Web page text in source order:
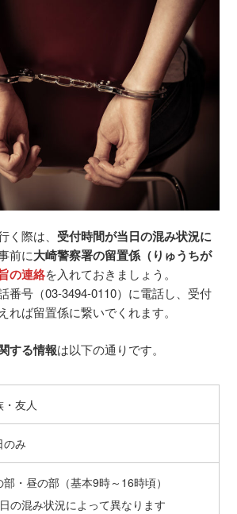
く際は、 受付時間が当日の混み状況に
前に大崎警察署の留置係（りゅうちが
の連絡を入れておきましょう。
番号（03-3494-0110）に電話し、受付
れば留置係に繋いでくれます。
する情報は以下の通りです。
・友人
のみ
部・昼の部（基本9時～16時頃）
の混み状況によって異なります